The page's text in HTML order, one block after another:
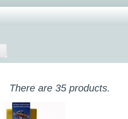
There are 35 products.